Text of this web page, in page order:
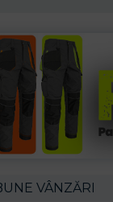
VÂNZĂRI